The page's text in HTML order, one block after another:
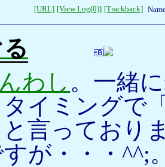
[URL] [View Log(0)] [Trackback]
わし 。一緒
イミングで
言っており
が・・・^^;